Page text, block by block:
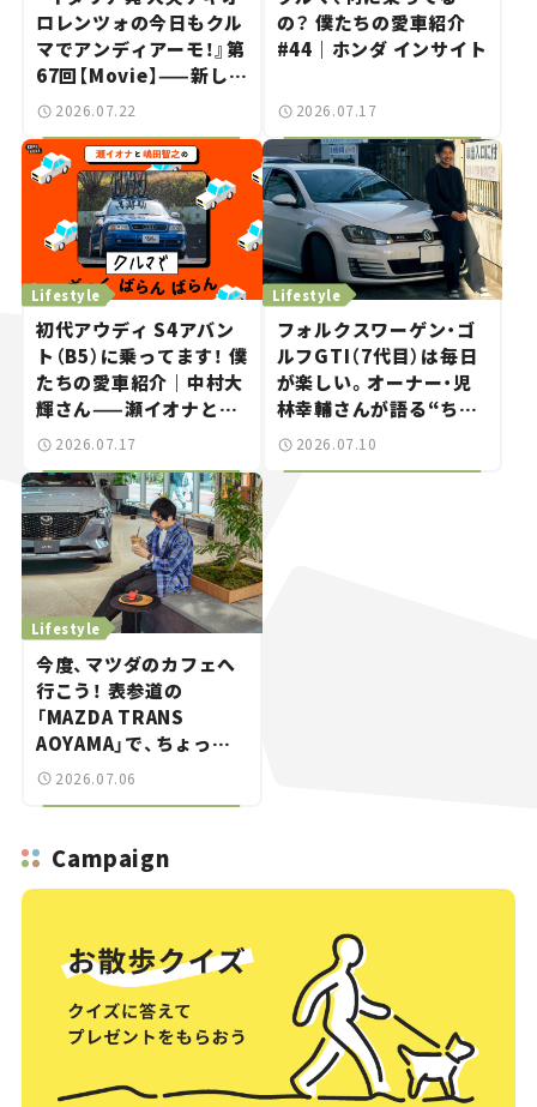
ロレンツォの今日もクル
マでアンディアーモ！』第
67回【Movie】——新しい
スーパーカーショーで起
2026.07.22
の？ 僕たちの愛車紹介
#44｜ホンダ インサイト
2026.07.17
Lifestyle
初代アウディ S4アバン
ト（B5）に乗ってます！ 僕
たちの愛車紹介｜中村大
輝さん——瀬イオナと嶋
田智之の「クルマでざっ
2026.07.17
Lifestyle
フォルクスワーゲン・ゴ
ルフGTI（7代目）は毎日
が楽しい。オーナー・児
林幸輔さんが語る“ちょ
うどいいスポーツカ
2026.07.10
Lifestyle
今度、マツダのカフェへ
行こう！ 表参道の
「MAZDA TRANS
AOYAMA」で、ちょっと
ひと息。——連載｜CCG
2026.07.06
Campaign